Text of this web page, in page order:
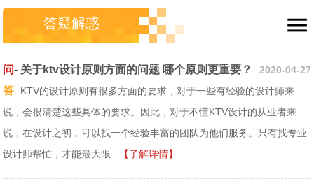
答疑解惑
问- 关于ktv设计原则方面的问题 哪个原则更重要？ 2020-04-27
答- KTV的设计原则有很多方面的要求，对于一些有经验的设计师来
说，会很清楚这些具体的要求。因此，对于不懂KTV设计的从业者来
说，在设计之初，可以找一个经验丰富的团队为他们服务。只有找专业
设计师帮忙，才能最大限...
【了解详情】